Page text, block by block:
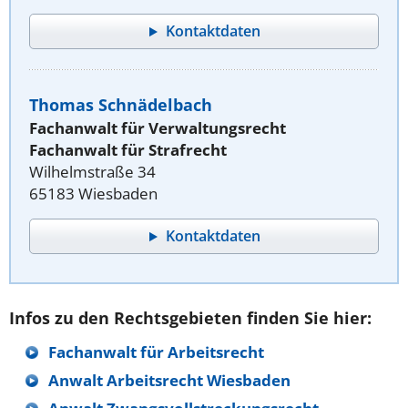
Kontaktdaten
Thomas Schnädelbach
Fachanwalt für Verwaltungsrecht
Fachanwalt für Strafrecht
Wilhelmstraße 34
65183 Wiesbaden
Kontaktdaten
Infos zu den Rechtsgebieten finden Sie hier:
Fachanwalt für Arbeitsrecht
Anwalt Arbeitsrecht Wiesbaden